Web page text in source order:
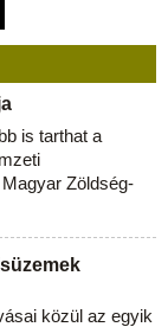
is tarthat a
Zöldség-
közül az egyik